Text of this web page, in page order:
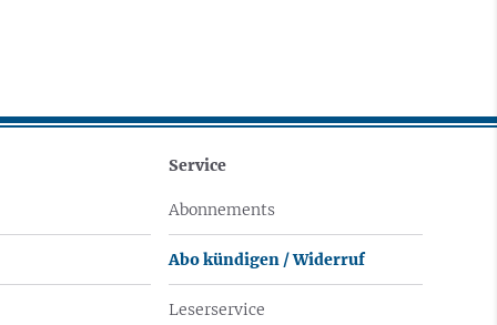
Service
Abonnements
Abo kündigen / Widerruf
Leserservice